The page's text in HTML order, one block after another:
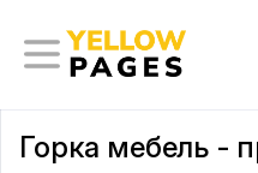
Горка мебель -